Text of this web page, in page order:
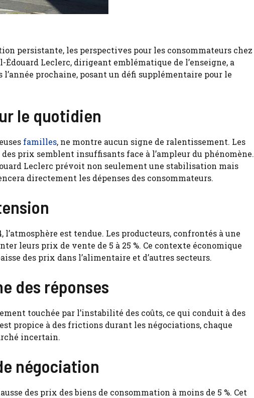
persistante, les perspectives pour les consommateurs chez
Leclerc, dirigeant emblématique de l’enseigne, a
prochaine, posant un défi supplémentaire pour le
le quotidien
familles, ne montre aucun signe de ralentissement. Les
prix semblent insuffisants face à l’ampleur du phénomène.
Leclerc prévoit non seulement une stabilisation mais
directement les dépenses des consommateurs.
est tendue. Les producteurs, confrontés à une
leurs prix de vente de 5 à 25 %. Ce contexte économique
des prix dans l’alimentaire et d’autres secteurs.
des réponses
touchée par l’instabilité des coûts, ce qui conduit à des
propice à des frictions durant les négociations, chaque
incertain.
négociation
des prix des biens de consommation à moins de 5 %. Cet